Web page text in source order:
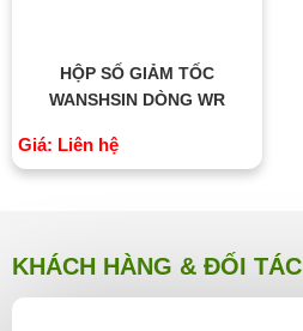
HỘP SỐ GIẢM TỐC
WANSHSIN DÒNG WR
Giá: Liên hệ
KHÁCH HÀNG & ĐỐI TÁC